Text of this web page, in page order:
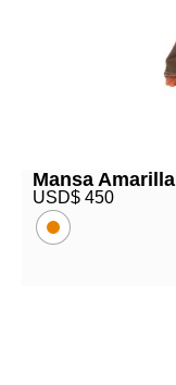
Mansa Amarilla
USD$ 450